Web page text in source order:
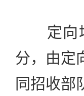
定向培
分，由定
同招收部